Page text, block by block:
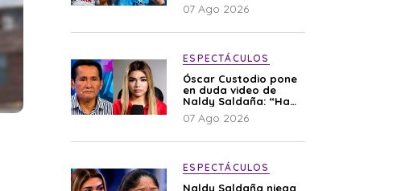
duelo
07 Ago 2026
ESPECTÁCULOS
Óscar Custodio pone
en duda video de
Naldy Saldaña: “Hay
cosas que de repente
se han editado”
07 Ago 2026
ESPECTÁCULOS
Naldy Saldaña niega